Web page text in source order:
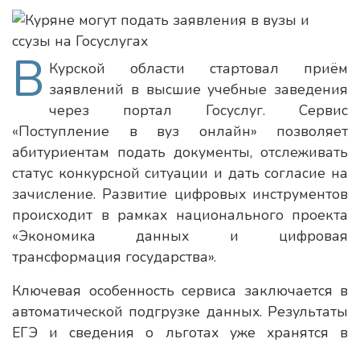
В Курской области стартовал приём
заявлений в высшие учебные заведения
через портал Госуслуг. Сервис
«Поступление в вуз онлайн» позволяет
абитуриентам подать документы, отслеживать
статус конкурсной ситуации и дать согласие на
зачисление. Развитие цифровых инструментов
происходит в рамках национального проекта
«Экономика данных и цифровая
трансформация государства».
Ключевая особенность сервиса заключается в
автоматической подгрузке данных. Результаты
ЕГЭ и сведения о льготах уже хранятся в